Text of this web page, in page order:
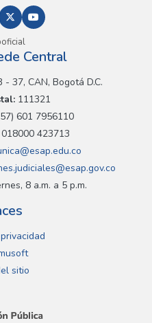
Central
37, CAN, Bogotá D.C.
111321
601 7956110
018000 423713
8 a.m. a 5 p.m.
sitio